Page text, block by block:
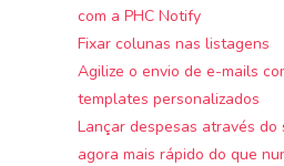
com a PHC Notify
Fixar colunas nas listagens
Agilize o envio de e-mails
templates personalizados
Lançar despesas através do
agora mais rápido do que